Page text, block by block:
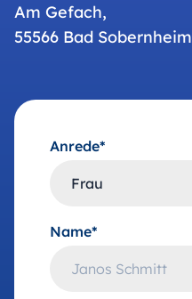
Am Gefach,
55566 Bad Sobernheim
Anrede*
Name*